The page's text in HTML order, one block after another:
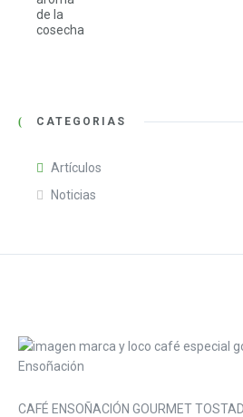
CATEGORIAS
Artículos
Noticias
CAFÉ ENSOÑACIÓN GOURMET